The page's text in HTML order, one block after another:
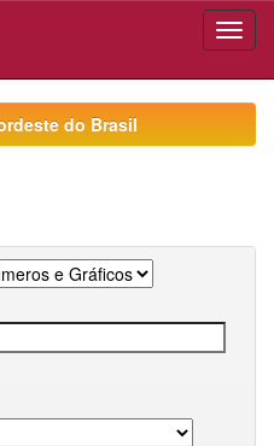
do Brasil